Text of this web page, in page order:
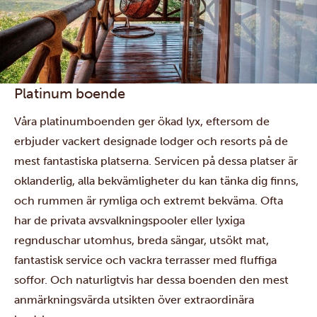
Platinum boende
Våra platinumboenden ger ökad lyx, eftersom de
erbjuder vackert designade lodger och resorts på de
mest fantastiska platserna. Servicen på dessa platser är
oklanderlig, alla bekvämligheter du kan tänka dig finns,
och rummen är rymliga och extremt bekväma. Ofta
har de privata avsvalkningspooler eller lyxiga
regnduschar utomhus, breda sängar, utsökt mat,
fantastisk service och vackra terrasser med fluffiga
soffor. Och naturligtvis har dessa boenden den mest
anmärkningsvärda utsikten över extraordinära